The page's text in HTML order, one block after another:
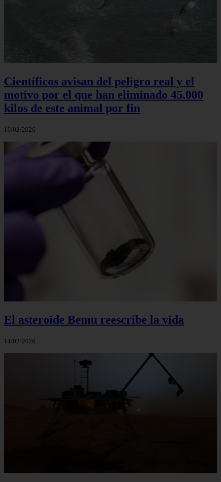
Científicos avisan del peligro real y el
motivo por el que han eliminado 45.000
kilos de este animal por fin
16/02/2026
El asteroide Bemu reescribe la vida
14/02/2026